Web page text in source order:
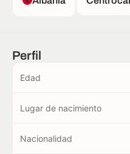
Perfil
Edad
Lugar de nacimiento
Nacionalidad